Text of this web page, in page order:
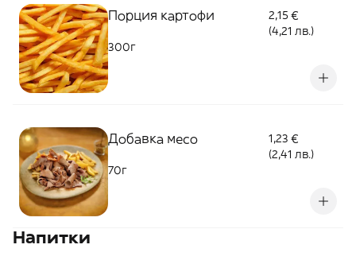
Порция картофи
2,15 €
(4,21 лв.)
300г
Добавка месо
1,23 €
(2,41 лв.)
70г
Напитки